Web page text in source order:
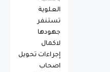
العلوية
تستنفر
جهودها
لاكمال
إجراءات تحويل
اصحاب